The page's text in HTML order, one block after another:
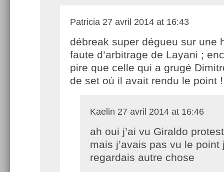
Patricia 27 avril 2014 at 16:43
débreak super dégueu sur une
faute d’arbitrage de Layani ;
pire que celle qui a grugé
de set où il avait rendu le point !
Kaelin 27 avril 2014 at 16:46
ah oui j’ai vu Giraldo
mais j’avais pas vu le point
regardais autre chose